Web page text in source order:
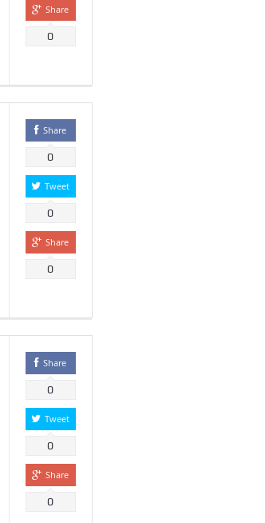
Share
0
Share
0
Tweet
0
Share
0
Share
0
Tweet
0
Share
0